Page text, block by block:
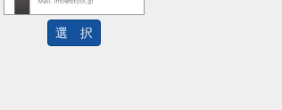
選 択